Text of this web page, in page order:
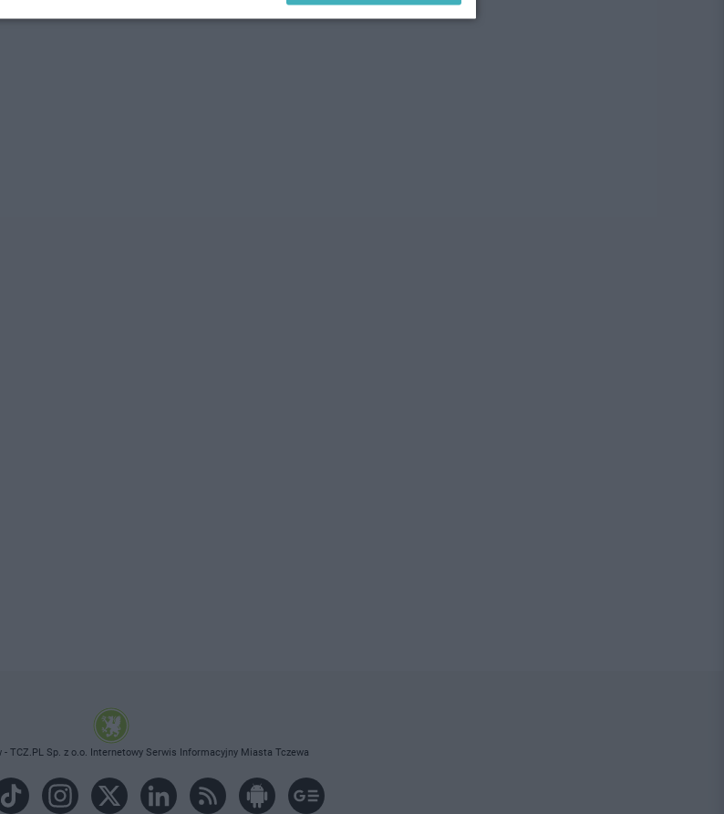
- TCZ.PL Sp. z o.o. Internetowy Serwis Informacyjny Miasta Tczewa